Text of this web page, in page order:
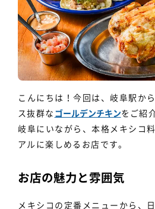
こんにちは！今回は、岐阜駅か
ス抜群な ゴールデンチキンをご紹
岐阜にいながら、本格メキシコ
アルに楽しめるお店です。
お店の魅力と雰囲気
メキシコの定番メニューから、